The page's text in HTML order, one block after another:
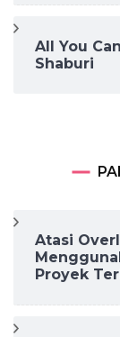
All You
Shaburi
Atasi
Proyek